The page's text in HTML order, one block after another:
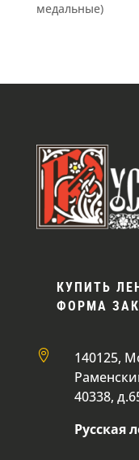
медальные)
КУПИТЬ
ФОРМА

140125,
40338,
Русская